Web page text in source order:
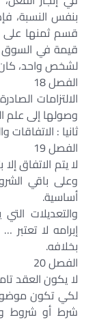
بنفس النسبة،
قسم ثمنها على
قيمة في السوق
لشخص واحد، كان
الفصل 18
الالتزامات
وصولها إلى علم
ثانيا : الاتفاقات
الفصل 19
لا يتم الاتفاق
وعلى باقي
أساسية.
والتعديلات
إبرامه لا
بخلافه.
الفصل 20
لا يكون العقد
لكي تكون
شرط أو شروط